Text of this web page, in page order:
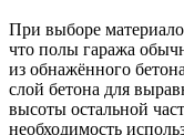
При выборе
что полы гаража
из обнажённого
слой бетона для
высоты остальной
необходимость